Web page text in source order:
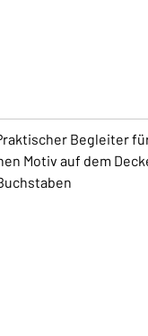
Begleiter
Motiv auf dem